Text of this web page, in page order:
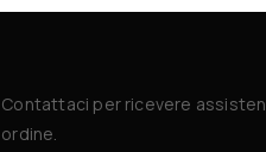
Contattaci per ricevere
ordine.